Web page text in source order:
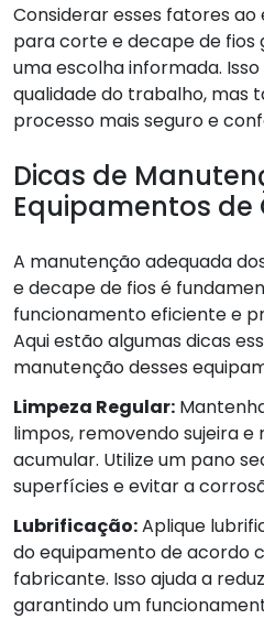
Considerar esses fatores
para corte e decape de fios
uma escolha informada.
qualidade do trabalho, mas
processo mais seguro e
Dicas de
Equipamentos de
A manutenção adequada
e decape de fios é
funcionamento eficiente e
Aqui estão algumas dicas
manutenção desses
Limpeza Regular:
limpos, removendo sujeira e
acumular. Utilize um pano
superfícies e evitar a
Lubrificação:Aplique
do equipamento de acordo
fabricante. Isso ajuda a
garantindo um